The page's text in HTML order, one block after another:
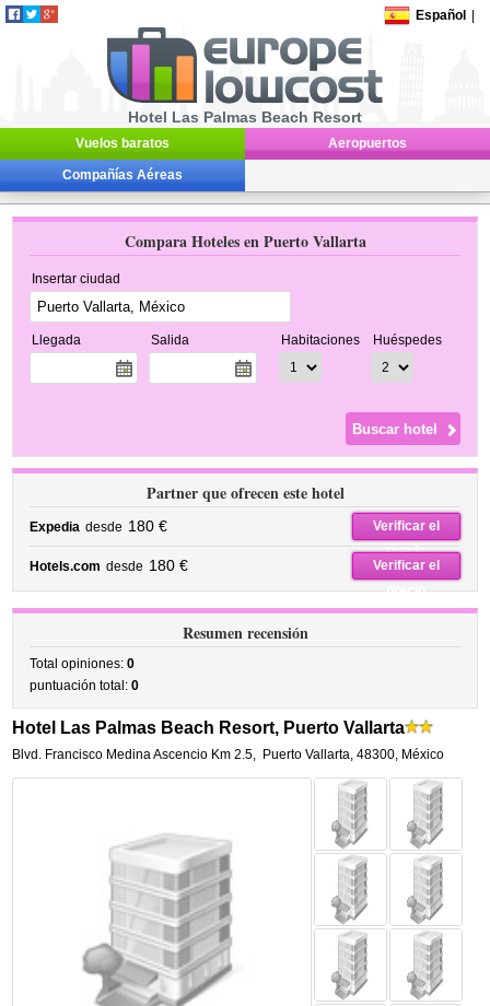
Español
Hotel Las Palmas Beach Resort
Vuelos baratos Aeropuertos
Compañías Aéreas
Compara Hoteles en Puerto Vallarta
Insertar ciudad
Llegada Salida Habitaciones Huéspedes
Partner que ofrecen este hotel
Expedia desde 180 €
Verificar el
precio
Hotels.com desde 180 €
Verificar el
precio
Resumen recensión
Total opiniones:0
puntuación total:0
Hotel Las Palmas Beach Resort, Puerto Vallarta
Blvd. Francisco Medina Ascencio Km 2.5, Puerto Vallarta,48300, México